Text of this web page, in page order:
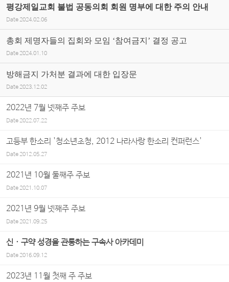
평강제일교회 불법 공동의회 회원 명부에 대한 주의 안내
Date 2024.02.06
총회 제명자들의 집회와 모임 ‘참여금지’ 결정 공고
Date 2024.01.10
방해금지 가처분 결과에 대한 입장문
Date 2023.12.02
2022년 7월 넷째주 주보
Date2022.07.22
고등부 한소리 '청소년초청, 2012 나라사랑 한소리 컨퍼런스'
Date2012.05.27
2021년 10월 둘째주 주보
Date2021.10.07
2021년 9월 넷째주 주보
Date2021.09.25
신 · 구약 성경을 관통하는 구속사 아카데미
Date2016.09.12
2023년 11월 첫째 주 주보